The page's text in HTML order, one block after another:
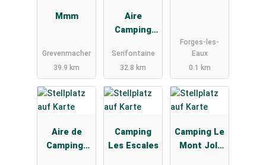
Mmm
Grevenmacher
39.9 km
Aire
Camping
Marie
Serifontain
e 60590
Serifontaine
32.8 km
Forges-les-
Eaux
0.1 km
Aire de
Camping-
Camping
Les Escales
Camping Le
Mont Joli